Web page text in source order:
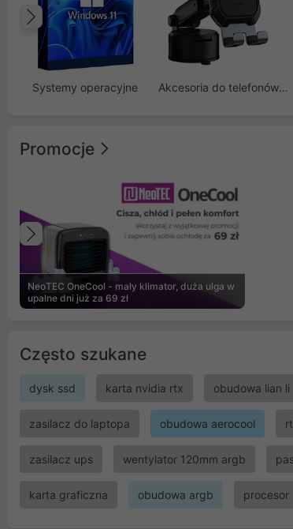
Systemy operacyjne Akcesoria do telefonów GSM
Poprzedni
Promocje
NeoTEC OneCool - mały klimator, duża ulga w
upalne dni już za 69 zł
Poprzedni
Często szukane
dysk ssd karta nvidia rtx obudowa lian li
zasilacz do laptopa obudowa aerocool
zasilacz ups wentylator 120mm argb
karta graficzna obudowa argb procesor